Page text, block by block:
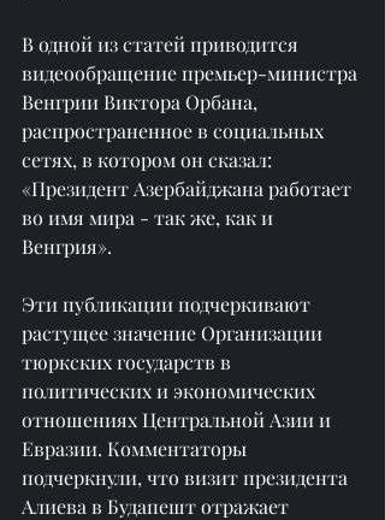
В одной из статей приводится
видеообращение премьер-министра
Венгрии Виктора Орбана,
распространенное в социальных
сетях, в котором он сказал:
«Президент Азербайджана работает
во имя мира - так же, как и
Венгрия».
Эти публикации подчеркивают
растущее значение Организации
тюркских государств в
политических и экономических
отношениях Центральной Азии и
Евразии. Комментаторы
подчеркнули, что визит президента
Алиева в Будапешт отражает